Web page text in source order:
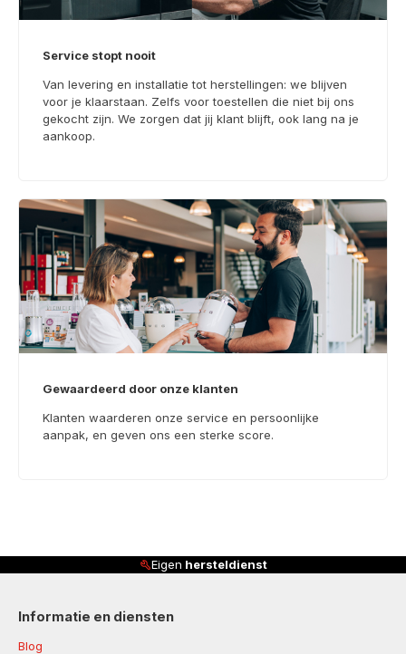
Service stopt nooit
Van levering en installatie tot herstellingen: we blijven
voor je klaarstaan. Zelfs voor toestellen die niet bij ons
gekocht zijn. We zorgen dat jij klant blijft, ook lang na je
aankoop.
Gewaardeerd door onze klanten
Klanten waarderen onze service en persoonlijke
aanpak, en geven ons een sterke score.
Informatie en diensten
Blog